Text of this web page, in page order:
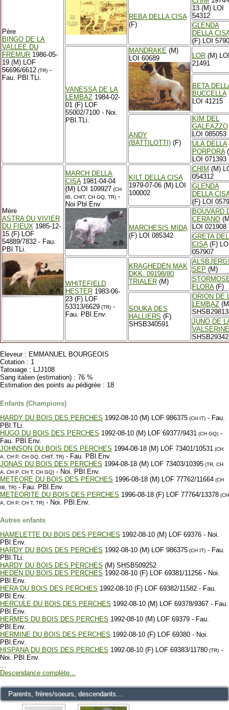
Père
BINGO DE LA
VALLEE DU
FREMUR 1986-05-
19 (M) LOF
56696/6612 (TR) -
Fau. PBl.TLi.
REBA DELLA CISA
(F)
13 (M) LOI
54312
GLENDA
DELLA
(F) LOI
VANESSA DE LA
LEMBAZ 1984-02-
01 (F) LOF
55002/7100 - Noi.
PBl.TLi.
MANDRAKE (M)
LOI 60689
LOR (M)
21491
BETA
BUCCELLA
LOI 41215
ANDY
(BATTILOTTI) (F)
KIM DEL
GALEAZZO
LOI 085053
ULA DELLA
PORPORA
LOI 071393
Mère
ASTRA DU VIVIER
DU FIEUX 1985-12-
15 (F) LOF
54889/7832 - Fau.
PBl.TLi.
MARCH DELLA
CISA1981-04-04
(M) LOI 109927 (CH
IB, CHIT, CH GQ, TR) -
Noi Pbl Env
KILT DELLA CISA
1979-07-06 (M) LOI
100002
CHIM (M)
054312
GLENDA
DELLA
(F) LOI
MARCHESIS MIDA
(F) LOI 085342
BOUVARD
CERANO
LOI 021908
GRETA
CISA(F)
057907
WHITEFIELD
HESTER 1983-06-
23 (F) LOF
53313/6629 (TR) -
Fau. PBl.Env.
KRAGHEDEN MAK
DKK. 09198/80
TRIALER (M)
SEP (M)
FLORA(F)
SOUKA DES
HALLIERS (F)
SHSB340591
ORION DE
LEMBAZ
JUNO DE
VALSERINE
Eleveur : EMMANUEL BOURGEOIS
Cotation : 1
Tatouage : LJJ108
Sang italien (estimation) : 76 %
Estimation des points au pédigrée : 18
Enfants (Champions)
HARDY DU BOIS DES PERCHES 1992-08-10 (M) LOF 986375 (CH IT) - Fau.
PBl.TLi.
HUGO DU BOIS DES PERCHES 1992-08-10 (M) LOF 69377/9431 (CH GQ) -
Fau. PBl.Env.
JOHNSON DU BOIS DES PERCHES 1994-08-18 (M) LOF 73401/10531 (CH
A, CH P, CH GQ, CHIT, TR) - Fau. PBl.Env.
JONAS DU BOIS DES PERCHES 1994-08-18 (M) LOF 73403/10395 (TR, CH
A, CH P, CH T, CH GQ) - Noi. PBl.Env.
METEORE DU BOIS DES PERCHES 1996-08-18 (M) LOF 77762/11664 (CH
IB, TR) - Fau. PBl.Env.
METEORITE DU BOIS DES PERCHES 1996-08-18 (F) LOF 77764/13378 (CH
A, CH P, CH T, TR) - Noi. PBl.Env.
Autres enfants
HAMELETTE DU BOIS DES PERCHES 1992-08-10 (M) LOF 69376 - Noi.
PBl.Env.
HARDY DU BOIS DES PERCHES 1992-08-10 (M) LOF 986375 (CH IT) - Fau.
PBl.TLi.
HARDY DU BOIS DES PERCHES (M) SHSB509252
HEDEN DU BOIS DES PERCHES 1992-08-10 (F) LOF 69381/11256 - Noi.
PBl.Env.
HERA DU BOIS DES PERCHES 1992-08-10 (F) LOF 69382/11582 - Fau.
PBl.Env.
HERCULE DU BOIS DES PERCHES 1992-08-10 (M) LOF 69378/9367 - Fau.
PBl.Env.
HERMES DU BOIS DES PERCHES 1992-08-10 (M) LOF 69379 - Fau.
PBl.Env.
HERMINE DU BOIS DES PERCHES 1992-08-10 (F) LOF 69380 - Noi.
PBl.Env.
HISPANA DU BOIS DES PERCHES 1992-08-10 (F) LOF 69383/11780 (TR) -
Noi. PBl.Env.
...
Descendance complète...
Parents, frères/soeurs, descendants...